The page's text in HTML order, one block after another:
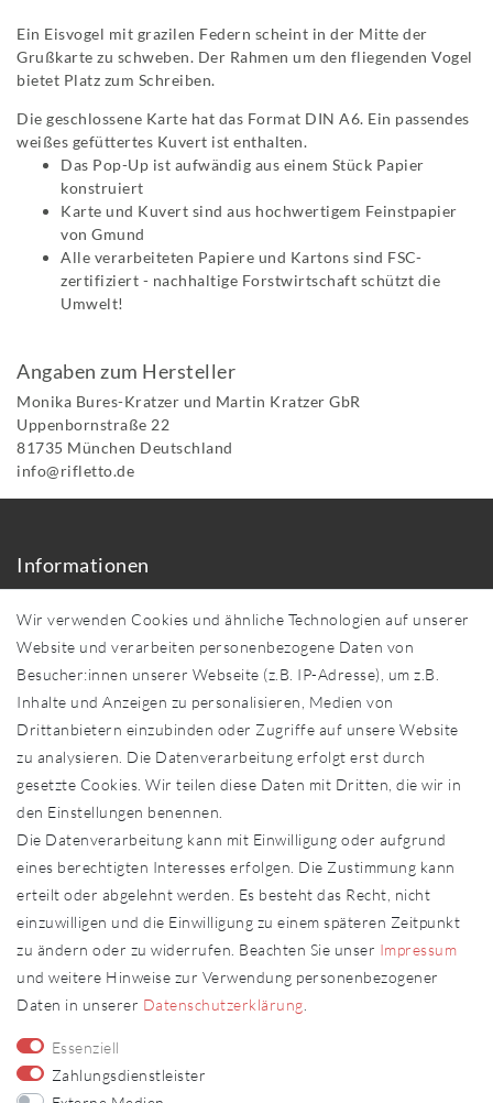
Ein Eisvogel mit grazilen Federn scheint in der Mitte der
Grußkarte zu schweben. Der Rahmen um den fliegenden Vogel
bietet Platz zum Schreiben.
Die geschlossene Karte hat das Format DIN A6. Ein passendes
weißes gefüttertes Kuvert ist enthalten.
Das Pop-Up ist aufwändig aus einem Stück Papier
konstruiert
Karte und Kuvert sind aus hochwertigem Feinstpapier
von Gmund
Alle verarbeiteten Papiere und Kartons sind FSC-
zertifiziert - nachhaltige Forstwirtschaft schützt die
Umwelt!
Angaben zum Hersteller
Monika Bures-Kratzer und Martin Kratzer GbR
Uppenbornstraße 22
81735 München Deutschland
info@rifletto.de
Informationen
Händler in Ihrer Nähe
Sonderanfertigungen
Zahlung und Versand
Shop-Service
Widerrufs­recht
Widerrufs­formular
Impressum
Daten­schutz­erklärung
AGB
Kontakt
Vertrag widerrufen Kontakt
Fachhändler
Fachhändler werden
Wir verwenden Cookies und ähnliche Technologien auf unserer
Website und verarbeiten personenbezogene Daten von
Besucher:innen unserer Webseite (z.B. IP-Adresse), um z.B.
Inhalte und Anzeigen zu personalisieren, Medien von
Drittanbietern einzubinden oder Zugriffe auf unsere Website
zu analysieren. Die Datenverarbeitung erfolgt erst durch
gesetzte Cookies. Wir teilen diese Daten mit Dritten, die wir in
den Einstellungen benennen.
Die Datenverarbeitung kann mit Einwilligung oder aufgrund
eines berechtigten Interesses erfolgen. Die Zustimmung kann
erteilt oder abgelehnt werden. Es besteht das Recht, nicht
einzuwilligen und die Einwilligung zu einem späteren Zeitpunkt
zu ändern oder zu widerrufen. Beachten Sie unser Impressum
und weitere Hinweise zur Verwendung personenbezogener
Daten in unserer Daten­schutz­erklärung
Essenziell
Zahlungsdienstleister